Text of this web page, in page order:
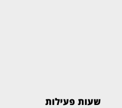
שעות פעילות